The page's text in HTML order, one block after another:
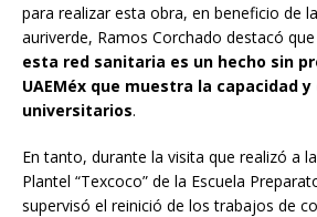
para realizar esta obra, en beneficio de
auriverde, Ramos Corchado destacó que
esta red sanitaria es un hecho sin
UAEMéx que muestra la capacidad
universitarios.
En tanto, durante la visita que realizó a
Plantel “Texcoco” de la Escuela
supervisó el reinició de los trabajos de